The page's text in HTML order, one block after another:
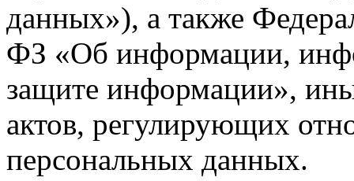
данных»), а также
ФЗ «Об информации,
защите информации»,
актов, регулирующих
персональных данных.